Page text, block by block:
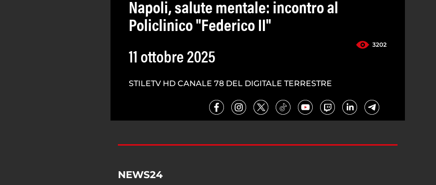
Napoli, salute mentale: incontro al
Policlinico "Federico II"
3202
11 ottobre 2025
STILETV HD CANALE 78 DEL DIGITALE TERRESTRE
NEWS24